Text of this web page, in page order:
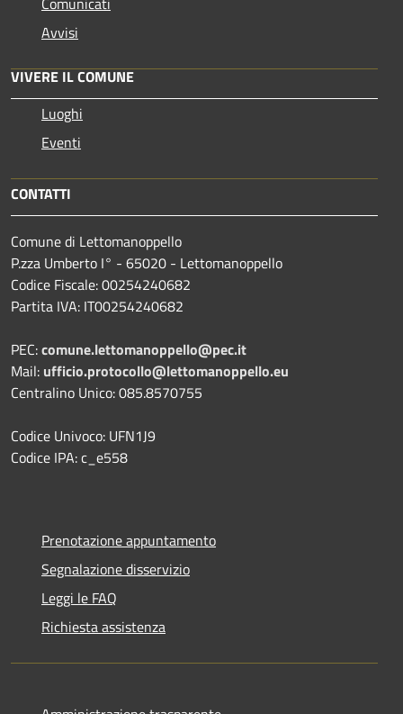
Avvisi
VIVERE IL COMUNE
Luoghi
Eventi
CONTATTI
Comune di Lettomanoppello
P.zza Umberto I° - 65020 - Lettomanoppello
Codice Fiscale: 00254240682
Partita IVA: IT00254240682
PEC:comune.lettomanoppello@pec.it
Mail: ufficio.protocollo@lettomanoppello.eu
Centralino Unico: 085.8570755
Codice Univoco: UFN1J9
Codice IPA: c_e558
Prenotazione appuntamento
Segnalazione disservizio
Leggi le FAQ
Richiesta assistenza